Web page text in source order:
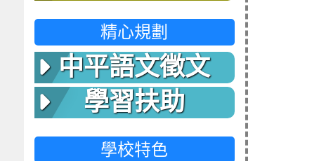
精心規劃
中平語文徵文
學習扶助
學校特色